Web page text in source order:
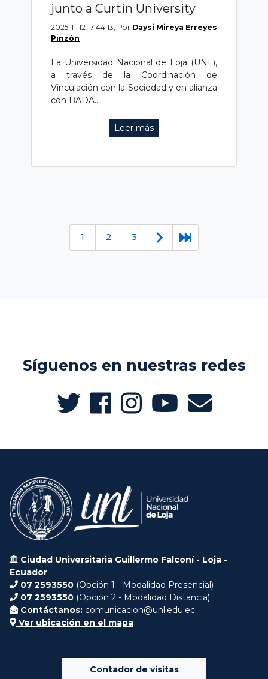
junto a Curtin University
2025-11-12 17:44:13, Por Daysi Mireya Erreyes
Pinzón
La Universidad Nacional de Loja (UNL),
a través de la Coordinación de
Vinculación con la Sociedad y en alianza
con BADA...
Leer más
1 2 3
Síguenos en nuestras redes
Ciudad Universitaria Guillermo Falconí - Loja -
Ecuador
07 2593550 (Opción 1 - Modalidad Presencial)
07 2593550 (Opción 2 - Modalidad Distancia)
Contáctanos: comunicacion@unl.edu.ec
Ver ubicación en el mapa
Contador de visitas